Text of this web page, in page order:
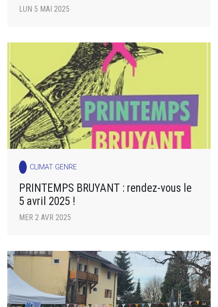
LUN 5 MAI 2025
CLIMAT GENRE
PRINTEMPS BRUYANT : rendez-vous le
5 avril 2025 !
MER 2 AVR 2025